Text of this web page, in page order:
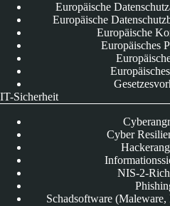
Europäische
Europäische
Europäische
Europäisches
IT-Sicherheit
Cyber
NIS-2-
Schadsoftware